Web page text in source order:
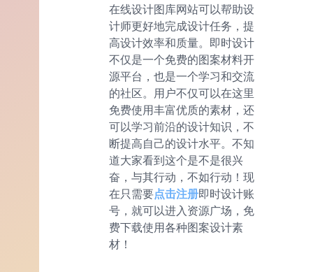
在线设计图库网站可以帮助设
计师更好地完成设计任务，提
高设计效率和质量。即时设计
不仅是一个免费的图案材料开
源平台，也是一个学习和交流
的社区。用户不仅可以在这里
免费使用丰富优质的素材，还
可以学习前沿的设计知识，不
断提高自己的设计水平。不知
道大家看到这个是不是很兴
奋，与其行动，不如行动！现
在只需要点击注册即时设计账
号，就可以进入资源广场，免
费下载使用各种图案设计素
材！